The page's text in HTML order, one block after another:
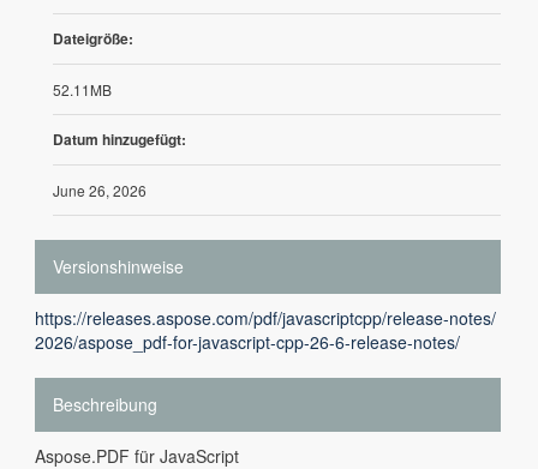
Dateigröße:
52.11MB
Datum hinzugefügt:
June 26, 2026
Versionshinweise
https://releases.aspose.com/pdf/javascriptcpp/release-notes/
2026/aspose_pdf-for-javascript-cpp-26-6-release-notes/
Beschreibung
Aspose.PDF für JavaScript